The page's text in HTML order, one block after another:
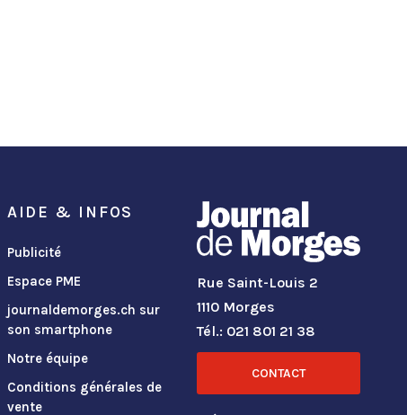
AIDE & INFOS
Publicité
Espace PME
journaldemorges.ch sur
son smartphone
Notre équipe
Conditions générales de
vente
Rue Saint-Louis 2
1110 Morges
Tél.: 021 801 21 38
CONTACT